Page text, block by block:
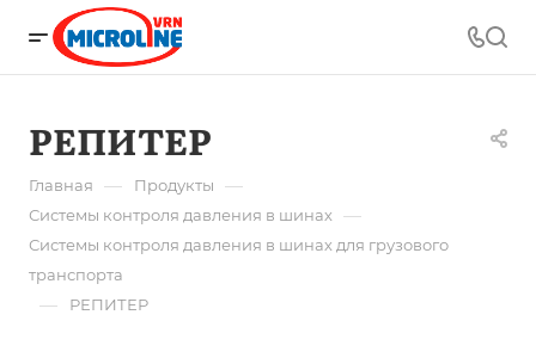
РЕПИТЕР
Главная — Продукты —
Системы контроля давления в шинах —
Системы контроля давления в шинах для грузового
транспорта
— РЕПИТЕР